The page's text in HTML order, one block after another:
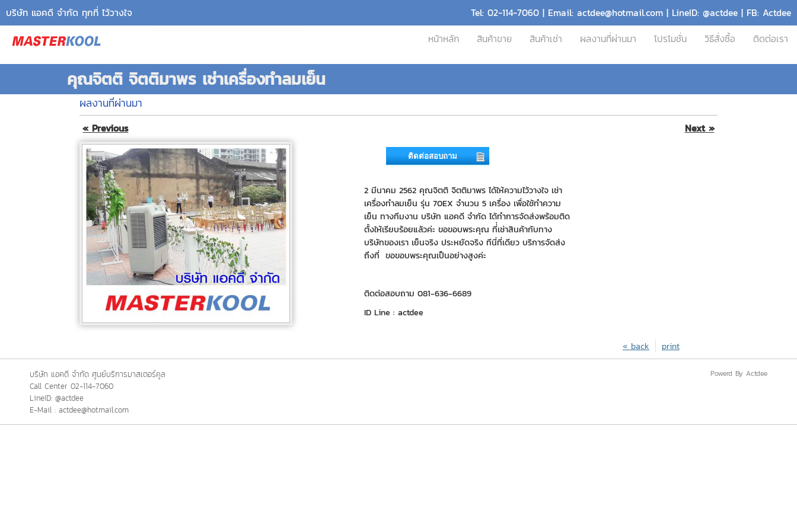
บริษัท แอคดี จำกัด ทุกที่ ไว้วางใจ
Tel: 02-114-7060 | Email: actdee@hotmail.com | LineID: @actdee | FB: Actdee
หน้าหลัก
สินค้าขาย สินค้าเช่า ผลงานที่ผ่านมา โปรโมชั่น วิธีสั่งซื้อ ติดต่อเรา
คุณจิตติ จิตติมาพร เช่าเครื่องทำลมเย็น
ผลงานที่ผ่านมา
« Previous Next »
2 มีนาคม 2562 คุณจิตติ จิตติมาพร ได้ให้ความไว้วางใจ เช่า
เครื่องทำลมเย็น รุ่น 70EX จำนวน 5 เครื่อง เพื่อใช้ทำความ
เย็น ทางทีมงาน บริษัท แอคดี จำกัด ได้ทำการจัดส่งพร้อมติด
ตั้งให้เรียบร้อยแล้วค่ะ ขอขอบพระคุณ ที่่เช่าสินค้ากับทาง
บริษัทของเรา เย็นจริง ประหยัดจริง ทีนี่ที่เดียว บริการจัดส่ง
ถึงที่ ขอขอบพระคุณเป็นอย่างสูงค่ะ
ติดต่อสอบถาม 081-636-6689
ID Line : actdee
print
« back
บริษัท แอคดี จำกัด ศูนย์บริการมาสเตอร์คูล
Call Center 02-114-7060
LineID: @actdee
E-Mail : actdee@hotmail.com
Powerd By Actdee